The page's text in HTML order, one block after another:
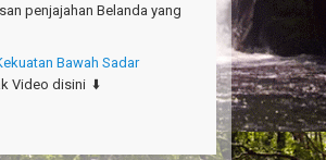
penjajahan Belanda yang
Bawah Sadar
Video disini ⬇️